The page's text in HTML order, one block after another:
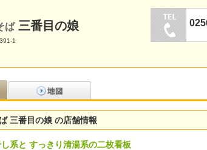
ば三番目の娘
391-1
三番目の娘 の店舗情報
系と すっきり清湯系の二枚看板